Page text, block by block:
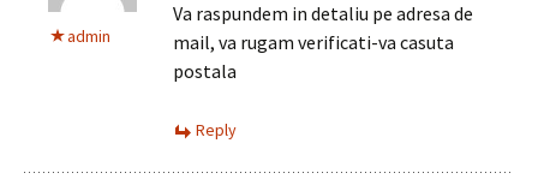
admin
Va raspundem in detaliu pe adresa de
mail, va rugam verificati-va casuta
postala
Reply